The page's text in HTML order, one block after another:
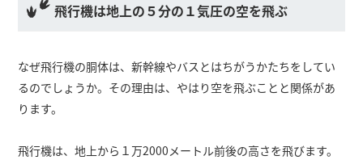
飛行機は地上の５分の１気圧の空を飛ぶ
なぜ飛行機の胴体は、新幹線やバスとはちがうかたちをしてい
るのでしょうか。その理由は、やはり空を飛ぶことと関係があ
ります。
飛行機は、地上から１万2000メートル前後の高さを飛びます。